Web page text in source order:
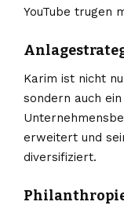
YouTube trugen
Karim ist nicht
sondern auch
erweitert und
diversifiziert.